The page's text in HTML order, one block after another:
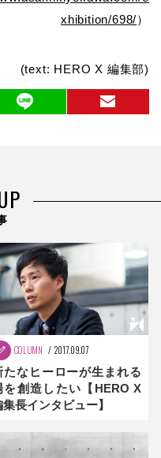
xhibition/698/）
(text: HERO X 編集部)
COLUMN 2017.09.07
たなヒーローが生まれる
を創造したい【HERO X
集長インタビュー】